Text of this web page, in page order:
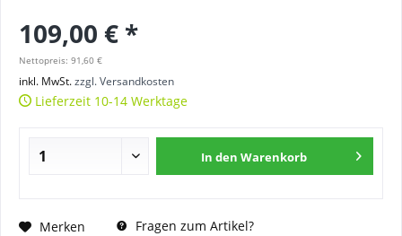
109,00 € *
Nettopreis: 91,60 €
inkl. MwSt.zzgl. Versandkosten
Lieferzeit 10-14 Werktage
In den Warenkorb
Merken Fragen zum Artikel?